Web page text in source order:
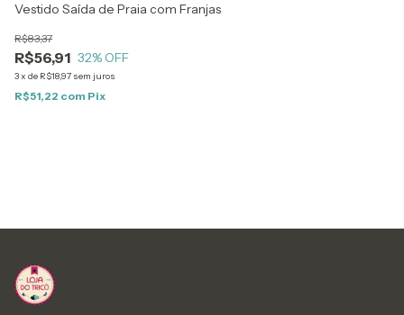
Vestido Saída de Praia com Franjas
R$56,91
R$83,37
32% OFF
3x de R$18,97 sem juros
R$51,22 com Pix